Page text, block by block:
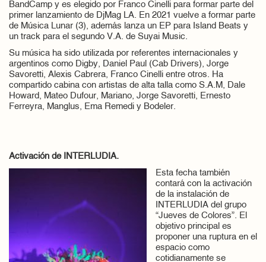
BandCamp y es elegido por Franco Cinelli para formar parte del
primer lanzamiento de DjMag LA. En 2021 vuelve a formar parte
de Música Lunar (3), además lanza un EP para Island Beats y
un track para el segundo V.A. de Suyai Music.
Su música ha sido utilizada por referentes internacionales y
argentinos como Digby, Daniel Paul (Cab Drivers), Jorge
Savoretti, Alexis Cabrera, Franco Cinelli entre otros. Ha
compartido cabina con artistas de alta talla como S.A.M, Dale
Howard, Mateo Dufour, Mariano, Jorge Savoretti, Ernesto
Ferreyra, Manglus, Ema Remedi y Bodeler.
Activación de INTERLUDIA.
Esta fecha también
contará con la activación
de la instalación de
INTERLUDIA del grupo
“Jueves de Colores”. El
objetivo principal es
proponer una ruptura en el
espacio como
cotidianamente se